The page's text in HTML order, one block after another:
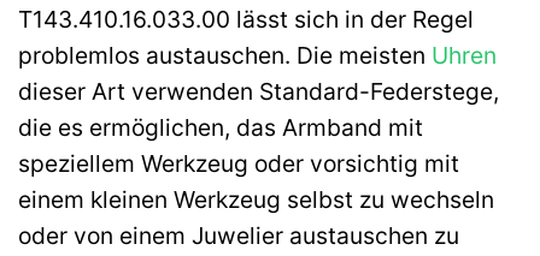
T143.410.16.033.00 lässt sich in der Regel
problemlos austauschen. Die meisten Uhren
dieser Art verwenden Standard-Federstege,
die es ermöglichen, das Armband mit
speziellem Werkzeug oder vorsichtig mit
einem kleinen Werkzeug selbst zu wechseln
oder von einem Juwelier austauschen zu